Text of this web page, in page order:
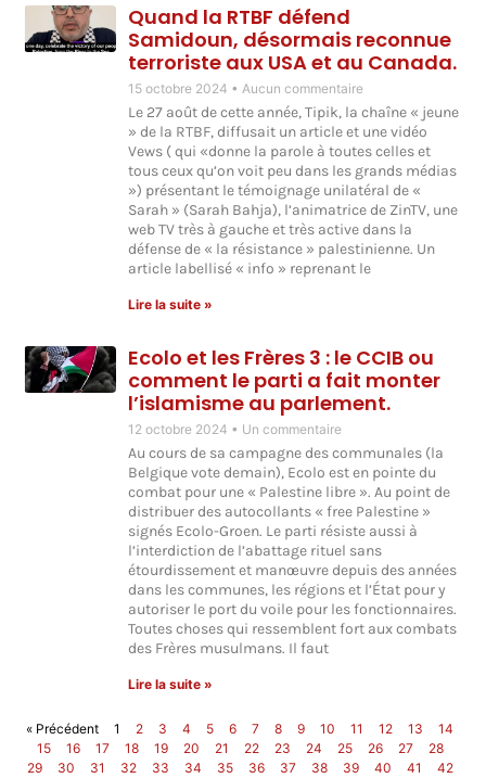
Quand la RTBF défend
Samidoun, désormais reconnue
terroriste aux USA et au Canada.
15 octobre 2024 Aucun commentaire
Le 27 août de cette année, Tipik, la chaîne « jeune
» de la RTBF, diffusait un article et une vidéo
Vews ( qui «donne la parole à toutes celles et
tous ceux qu’on voit peu dans les grands médias
») présentant le témoignage unilatéral de «
Sarah » (Sarah Bahja), l’animatrice de ZinTV, une
web TV très à gauche et très active dans la
défense de « la résistance » palestinienne. Un
article labellisé « info » reprenant le
Lire la suite »
Ecolo et les Frères 3 : le CCIB ou
comment le parti a fait monter
l’islamisme au parlement.
12 octobre 2024 Un commentaire
Au cours de sa campagne des communales (la
Belgique vote demain), Ecolo est en pointe du
combat pour une « Palestine libre ». Au point de
distribuer des autocollants « free Palestine »
signés Ecolo-Groen. Le parti résiste aussi à
l’interdiction de l’abattage rituel sans
étourdissement et manœuvre depuis des années
dans les communes, les régions et l’État pour y
autoriser le port du voile pour les fonctionnaires.
Toutes choses qui ressemblent fort aux combats
des Frères musulmans. Il faut
Lire la suite »
« Précédent 1 2 3 4 5 6 7 8 9 10 11 12 13
14
15
16 17 18 19 20 21 22 23 24 25 26 27
28
29
30 31 32 33 34 35 36 37 38 39 40 41
42